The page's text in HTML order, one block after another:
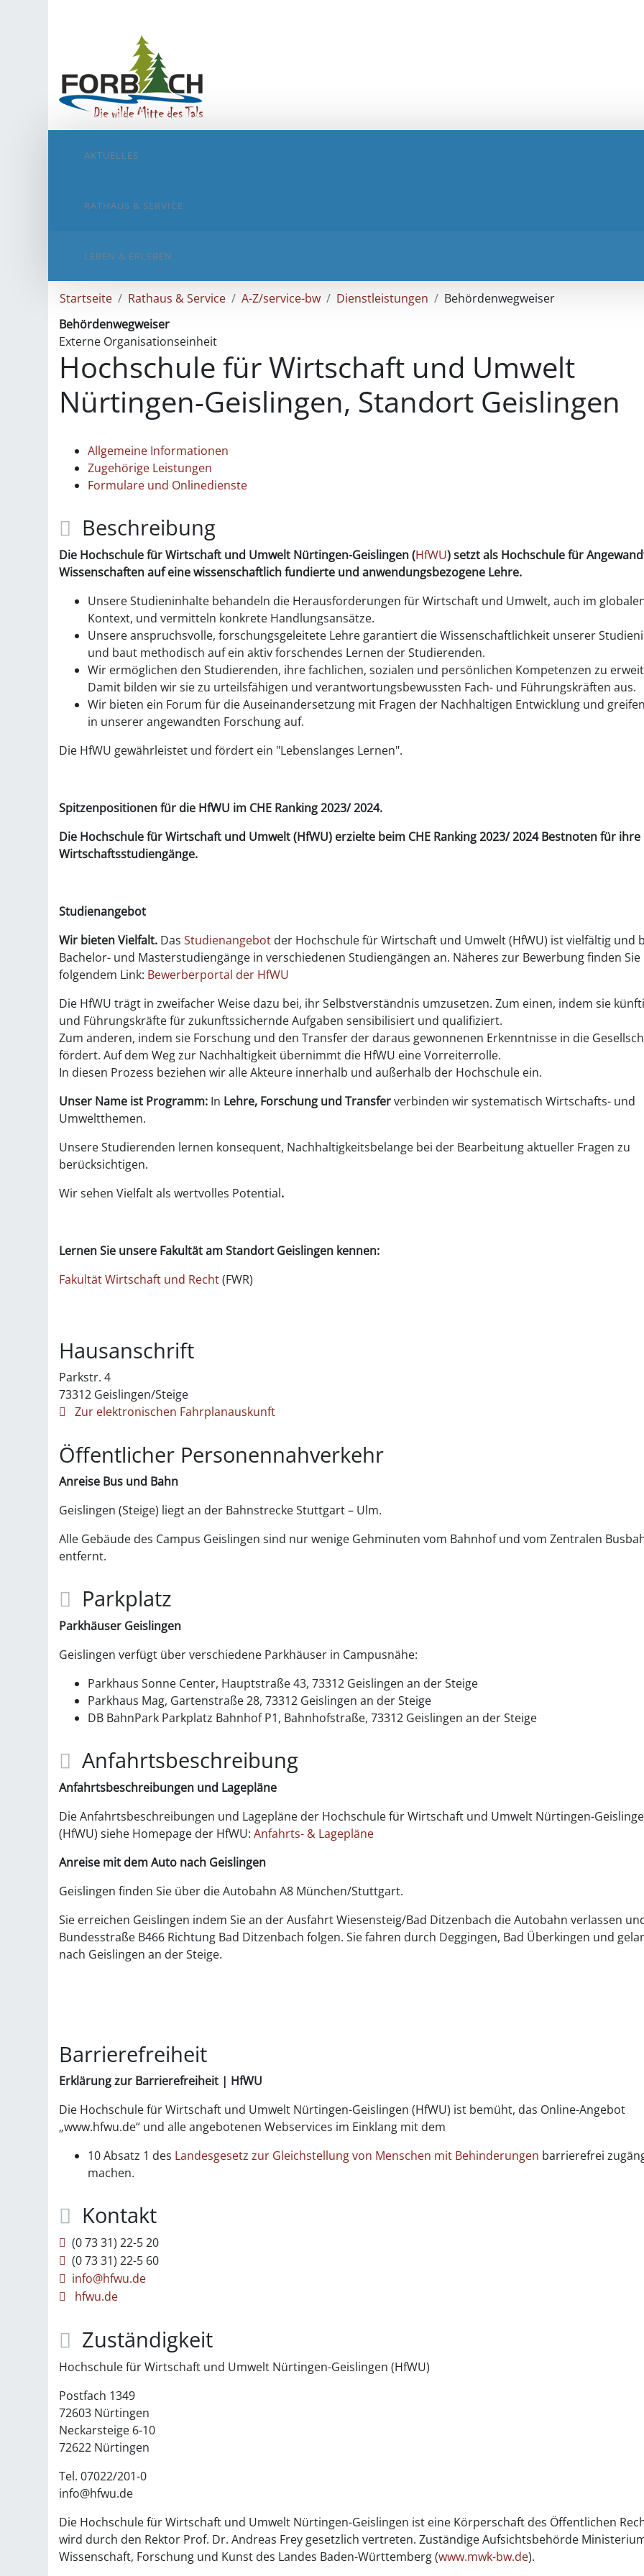
AKTUELLES
RATHAUS & SERVICE
LEBEN & ERLEBEN
Startseite Rathaus & Service A-Z/service-bw Dienstleistungen
Behördenwegweiser
Behördenwegweiser
Externe Organisationseinheit
Hochschule für Wirtschaft und Umwelt
Nürtingen-Geislingen, Standort Geislingen
Allgemeine Informationen
Zugehörige Leistungen
Formulare und Onlinedienste
Beschreibung
Die Hochschule für Wirtschaft und Umwelt Nürtingen-Geislingen(HfWU)setzt als Hochschule für
Wissenschaften auf eine wissenschaftlich fundierte und anwendungsbezogene Lehre.
Unsere Studieninhalte behandeln die Herausforderungen für Wirtschaft und Umwelt, auch im
Kontext, und vermitteln konkrete Handlungsansätze.
Unsere anspruchsvolle, forschungsgeleitete Lehre garantiert die Wissenschaftlichkeit unserer
und baut methodisch auf ein aktiv forschendes Lernen der Studierenden.
Wir ermöglichen den Studierenden, ihre fachlichen, sozialen und persönlichen Kompetenzen zu
Damit bilden wir sie zu urteilsfähigen und verantwortungsbewussten Fach- und Führungskräften aus.
Wir bieten ein Forum für die Auseinandersetzung mit Fragen der Nachhaltigen Entwicklung und
in unserer angewandten Forschung auf.
Die HfWU gewährleistet und fördert ein "Lebenslanges Lernen".
Spitzenpositionenfür die HfWU im CHE Ranking 2023/ 2024.
Die Hochschule für Wirtschaft und Umwelt (HfWU) erzielte beim CHE Ranking 2023/ 2024 Bestnoten für ihre
Wirtschaftsstudiengänge.
Studienangebot
Wir bieten Vielfalt. DasStudienangebot der Hochschule für Wirtschaft und Umwelt (HfWU) ist vielfältig und
Bachelor- und Masterstudiengänge in verschiedenen Studiengängen an. Näheres zur Bewerbung finden
folgendem Link: Bewerberportal der HfWU
Die HfWU trägt in zweifacher Weise dazu bei, ihr Selbstverständnis umzusetzen. Zum einen, indem sie
und Führungskräfte für zukunftssichernde Aufgaben sensibilisiert und qualifiziert.
Zum anderen, indem sie Forschung und den Transfer der daraus gewonnenen Erkenntnisse in die
fördert. Auf dem Weg zur Nachhaltigkeit übernimmt die HfWU eine Vorreiterrolle.
In diesen Prozess beziehen wir alle Akteure innerhalb und außerhalb der Hochschule ein.
Unser Name ist Programm: In Lehre, Forschung und Transferverbinden wir systematisch Wirtschafts- und
Umweltthemen.
Unsere Studierenden lernen konsequent, Nachhaltigkeitsbelange bei der Bearbeitung aktueller Fragen zu
berücksichtigen.
Wir sehen Vielfalt als wertvolles Potential.
Lernen Sie unsere Fakultät am Standort Geislingen kennen:
Fakultät Wirtschaft und Recht(FWR)
Hausanschrift
Parkstr. 4
73312 Geislingen/Steige
Zur elektronischen Fahrplanauskunft
Öffentlicher Personennahverkehr
Anreise Bus und Bahn
Geislingen (Steige) liegt an der Bahnstrecke Stuttgart – Ulm.
Alle Gebäude des Campus Geislingen sind nur wenige Gehminuten vom Bahnhof und vom Zentralen
entfernt.
Parkplatz
Parkhäuser Geislingen
Geislingen verfügt über verschiedene Parkhäuser in Campusnähe:
Parkhaus Sonne Center, Hauptstraße 43, 73312 Geislingen an der Steige
Parkhaus Mag, Gartenstraße 28, 73312 Geislingen an der Steige
DB BahnPark Parkplatz Bahnhof P1, Bahnhofstraße, 73312 Geislingen an der Steige
Anfahrtsbeschreibung
Anfahrtsbeschreibungen und Lagepläne
Die Anfahrtsbeschreibungen und Lagepläne der Hochschule für Wirtschaft und Umwelt Nürtingen-
(HfWU) siehe Homepage der HfWU:Anfahrts- & Lagepläne
Anreise mit dem Auto nach Geislingen
Geislingen finden Sie über die Autobahn A8 München/Stuttgart.
Sie erreichen Geislingen indem Sie an der Ausfahrt Wiesensteig/Bad Ditzenbach die Autobahn verlassen
Bundesstraße B466 Richtung Bad Ditzenbach folgen. Sie fahren durch Deggingen, Bad Überkingen und
nach Geislingen an der Steige.
Barrierefreiheit
Erklärungzur Barrierefreiheit | HfWU
Die Hochschule für Wirtschaft und Umwelt Nürtingen-Geislingen (HfWU) ist bemüht, das Online-Angebot
„www.hfwu.de“ und alle angebotenen Webservices im Einklang mit dem
10 Absatz 1 des Landesgesetz zur Gleichstellung von Menschen mit Behinderungen barrierefrei
machen.
Kontakt
(07331) 22-520
(07331) 22-5 60
info@hfwu.de
hfwu.de
Zuständigkeit
Hochschule für Wirtschaft und Umwelt Nürtingen-Geislingen (HfWU)
Postfach 1349
72603 Nürtingen
Neckarsteige 6-10
72622 Nürtingen
Tel. 07022/201-0
info@hfwu.de
Die Hochschule für Wirtschaft und Umwelt Nürtingen-Geislingen ist eine Körperschaft des Öffentlichen
wird durch den Rektor Prof. Dr. Andreas Frey gesetzlich vertreten. Zuständige Aufsichtsbehörde
Wissenschaft, Forschung und Kunst des Landes Baden-Württemberg (www.mwk-bw.de).